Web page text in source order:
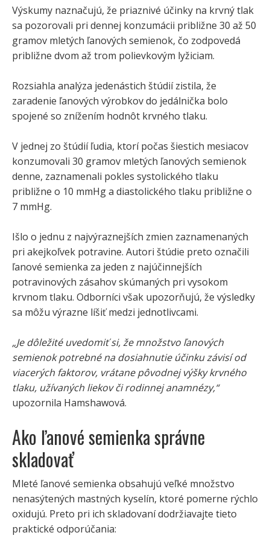
Výskumy naznačujú, že priaznivé účinky na krvný tlak
sa pozorovali pri dennej konzumácii približne 30 až 50
gramov mletých ľanových semienok, čo zodpovedá
približne dvom až trom polievkovým lyžiciam.
Rozsiahla analýza jedenástich štúdií zistila, že
zaradenie ľanových výrobkov do jedálnička bolo
spojené so znížením hodnôt krvného tlaku.
V jednej zo štúdií ľudia, ktorí počas šiestich mesiacov
konzumovali 30 gramov mletých ľanových semienok
denne, zaznamenali pokles systolického tlaku
približne o 10 mmHg a diastolického tlaku približne o
7 mmHg.
Išlo o jednu z najvýraznejších zmien zaznamenaných
pri akejkoľvek potravine. Autori štúdie preto označili
ľanové semienka za jeden z najúčinnejších
potravinových zásahov skúmaných pri vysokom
krvnom tlaku. Odborníci však upozorňujú, že výsledky
sa môžu výrazne líšiť medzi jednotlivcami.
„Je dôležité uvedomiť si, že množstvo ľanových
semienok potrebné na dosiahnutie účinku závisí od
viacerých faktorov, vrátane pôvodnej výšky krvného
tlaku, užívaných liekov či rodinnej anamnézy,“
upozornila Hamshawová.
Ako ľanové semienka správne
skladovať
Mleté ľanové semienka obsahujú veľké množstvo
nenasýtených mastných kyselín, ktoré pomerne rýchlo
oxidujú. Preto pri ich skladovaní dodržiavajte tieto
praktické odporúčania: